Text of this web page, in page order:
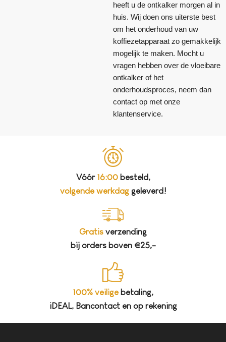
heeft u de ontkalker morgen al in
huis. Wij doen ons uiterste best
om het onderhoud van uw
koffiezetapparaat zo gemakkelijk
mogelijk te maken. Mocht u
vragen hebben over de vloeibare
ontkalker of het
onderhoudsproces, neem dan
contact op met onze
klantenservice.
Vóór 16:00besteld,
volgende werkdag geleverd!
Gratis verzending
bij orders boven €25,-
100% veiligebetaling,
iDEAL, Bancontact en op rekening